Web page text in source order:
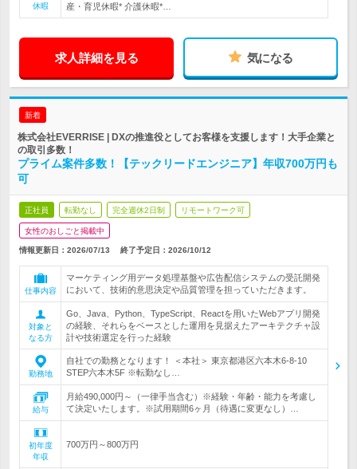
休暇
産・育児休暇* 介護休暇*…
求人詳細を見る 気になる
新着
株式会社EVERRISE | DXの推進役としてお客様を支援します！大手企業と
の取引多数！
プライム案件多数！【テックリードエンジニア】年収700万円も
可
正社員 転勤なし 完全週休2日制 リモートワーク可
女性のおしごと掲載中
情報更新日：2026/07/13 終了予定日： 2026/10/12
仕事内容
マーケティング用データ処理基盤や広告配信システムの受託開発
において、技術的意思決定や品質管理を担っていただきます。
対象と
なる方
Go、Java、Python、TypeScript、Reactを用いたWebアプリ開発
の経験、それらをベースとした運用を見据えたアーキテクチャ設
計や技術選定を行った経験
勤務地
自社での勤務となります！ ＜本社＞ 東京都港区六本木6-8-10
STEP六本木5F ※転勤なし…
給与
月給490,000円～（一律手当含む）※経験・年齢・能力を考慮し
て決定いたします。※試用期間6ヶ月（待遇に変更なし）…
初年度
年収
700万円～800万円